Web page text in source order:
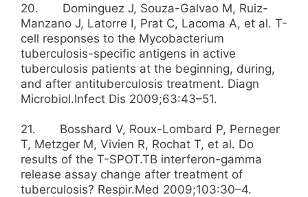
20. Dominguez J, Souza-Galvao M, Ruiz-
Manzano J, Latorre I, Prat C, Lacoma A, et al. T-
cell responses to the Mycobacterium
tuberculosis-specific antigens in active
tuberculosis patients at the beginning, during,
and after antituberculosis treatment. Diagn
Microbiol.Infect Dis 2009;63:43–51.
21. Bosshard V, Roux-Lombard P, Perneger
T, Metzger M, Vivien R, Rochat T, et al. Do
results of the T-SPOT.TB interferon-gamma
release assay change after treatment of
tuberculosis? Respir.Med 2009;103:30–4.